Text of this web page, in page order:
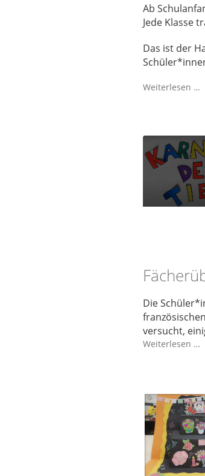
Ab
Jede Klasse
Das ist der
Weiterlesen …
Die
versucht,
Weiterlesen …